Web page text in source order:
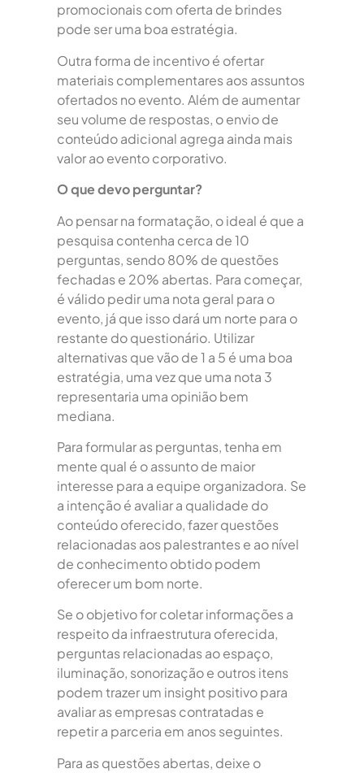
promocionais com oferta de brindes
pode ser uma boa estratégia.
Outra forma de incentivo é ofertar
materiais complementares aos assuntos
ofertados no evento. Além de aumentar
seu volume de respostas, o envio de
conteúdo adicional agrega ainda mais
valor ao evento corporativo.
O que devo perguntar?
Ao pensar na formatação, o ideal é que a
pesquisa contenha cerca de 10
perguntas, sendo 80% de questões
fechadas e 20% abertas. Para começar,
é válido pedir uma nota geral para o
evento, já que isso dará um norte para o
restante do questionário. Utilizar
alternativas que vão de 1 a 5 é uma boa
estratégia, uma vez que uma nota 3
representaria uma opinião bem
mediana.
Para formular as perguntas, tenha em
mente qual é o assunto de maior
interesse para a equipe organizadora. Se
a intenção é avaliar a qualidade do
conteúdo oferecido, fazer questões
relacionadas aos palestrantes e ao nível
de conhecimento obtido podem
oferecer um bom norte.
Se o objetivo for coletar informações a
respeito da infraestrutura oferecida,
perguntas relacionadas ao espaço,
iluminação, sonorização e outros itens
podem trazer um insight positivo para
avaliar as empresas contratadas e
repetir a parceria em anos seguintes.
Para as questões abertas, deixe o